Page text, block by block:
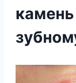
камень